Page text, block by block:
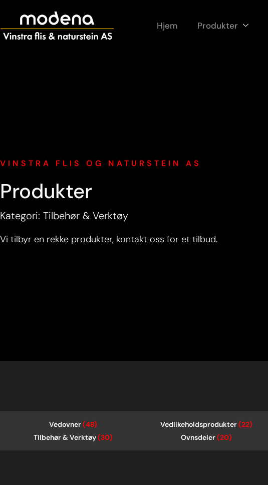
Hjem Produkter
VINSTRA FLIS OG NATURSTEIN AS
Produkter
Kategori: Tilbehør & Verktøy
Vi tilbyr en rekke produkter, kontakt oss for et tilbud.
Vedovner(48) Vedlikeholdsprodukter(22)
Tilbehør & Verktøy(30) Ovnsdeler(20)